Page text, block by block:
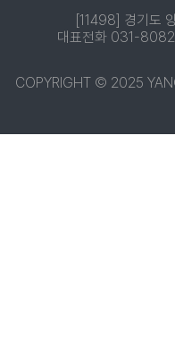
[11498] 경기도
대표전화 031-
COPYRIGHT © 2025